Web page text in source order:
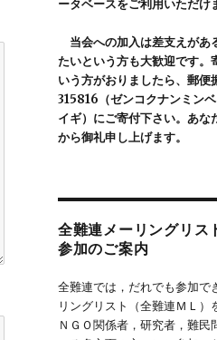
ータベースをご利用いただけ
当会への加入は差支えがあ
たいという方も大歓迎です。
いう方がおりましたら、郵
315816（ゼンコクナンミン
イギ）にご寄付下さい。あな
から御礼申し上げます。
全難連メーリングリス
参加のご案内
全難連では，だれでも参加で
リングリスト（全難連ＭＬ）
ＮＧＯ関係者，研究者，難民